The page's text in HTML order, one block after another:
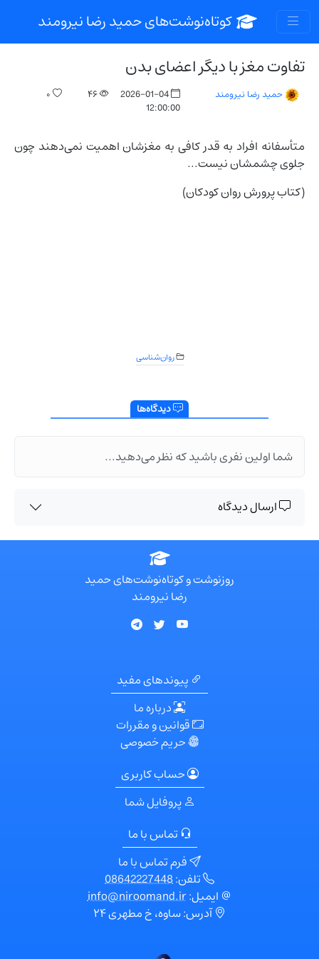
کوتاه‌نوشت‌های حمید رضا نیرومند
تفاوت مغز با دیگر اعضای بدن
حمید رضا نیرومند
2026-01-04
12:00:00
۴۶ ۰
متأسفانه افراد به قدر کافی به مغزشان اهمیت نمی‌دهند چون
جلوی چشمشان نیست...
(کتاب پرورش روان کودکان)
روان‌شناسی
دیدگاه‌ها
شما اولین نفری باشید که نظر می‌دهید...
ارسال دیدگاه
روزنوشت و کوتاه‌نوشت‌های حمید
رضا نیرومند
پیوندهای مفید
درباره ما
قوانین و مقررات
حریم خصوصی
حساب کاربری
پروفایل شما
تماس با ما
فرم تماس با ما
تلفن:08642227448
ایمیل:info@niroomand.ir
آدرس: ساوه، خ مطهری ۲۴